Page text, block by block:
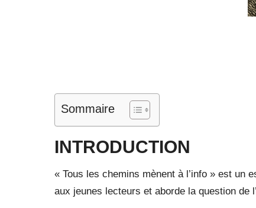
Sommaire
INTRODUCTION
« Tous les chemins mènent à l’info » est un
aux jeunes lecteurs et aborde la question de